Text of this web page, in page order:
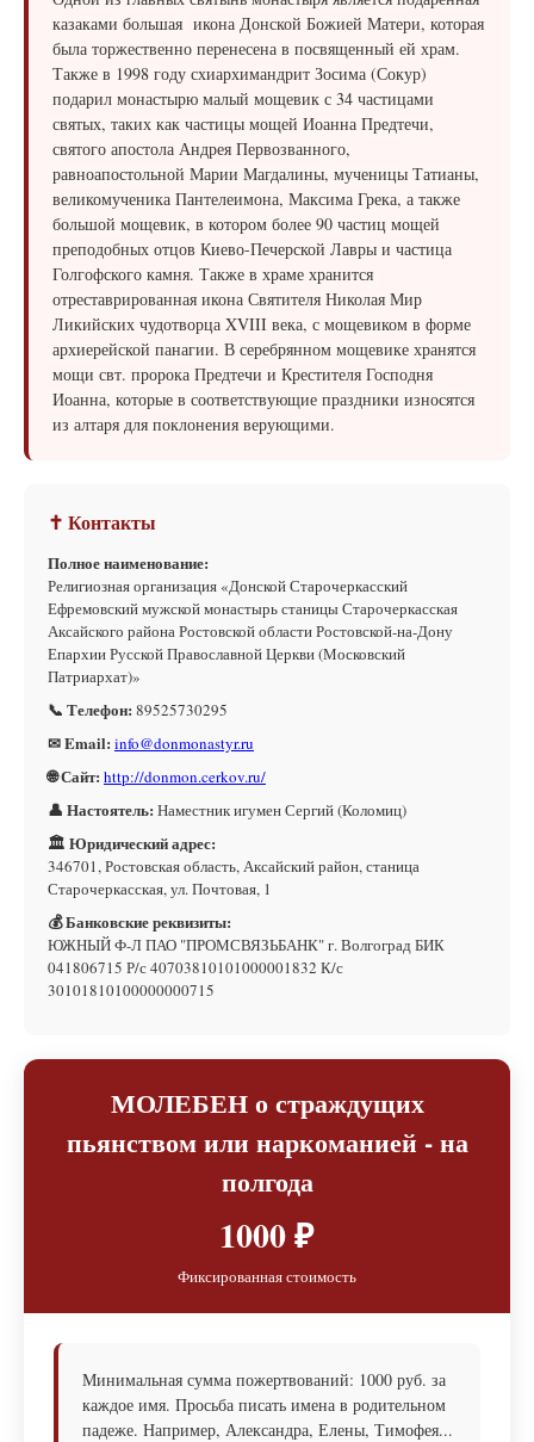
казаками большая икона Донской Божией Матери, которая
была торжественно перенесена в посвященный ей храм.
Также в 1998 году схиархимандрит Зосима (Сокур)
подарил монастырю малый мощевик с 34 частицами
святых, таких как частицы мощей Иоанна Предтечи,
святого апостола Андрея Первозванного,
равноапостольной Марии Магдалины, мученицы Татианы,
великомученика Пантелеимона, Максима Грека, а также
большой мощевик, в котором более 90 частиц мощей
преподобных отцов Киево-Печерской Лавры и частица
Голгофского камня. Также в храме хранится
отреставрированная икона Святителя Николая Мир
Ликийских чудотворца XVIII века, с мощевиком в форме
архиерейской панагии. В серебрянном мощевике хранятся
мощи свт. пророка Предтечи и Крестителя Господня
Иоанна, которые в соответствующие праздники износятся
из алтаря для поклонения верующими.
✝ Контакты
Полное наименование:
Религиозная организация «Донской Старочеркасский
Ефремовский мужской монастырь станицы Старочеркасская
Аксайского района Ростовской области Ростовской-на-Дону
Епархии Русской Православной Церкви (Московский
Патриархат)»
📞 Телефон: 89525730295
✉ Email: info@donmonastyr.ru
🌐 Сайт: http://donmon.cerkov.ru/
👤 Настоятель: Наместник игумен Сергий (Коломиц)
🏛 Юридический адрес:
346701, Ростовская область, Аксайский район, станица
Старочеркасская, ул. Почтовая, 1
💰 Банковские реквизиты:
ЮЖНЫЙ Ф-Л ПАО "ПРОМСВЯЗЬБАНК" г. Волгоград БИК
041806715 Р/с 40703810101000001832 К/с
30101810100000000715
МОЛЕБЕН о страждущих
пьянством или наркоманией - на
полгода
1000 ₽
Фиксированная стоимость
Минимальная сумма пожертвований: 1000 руб. за
каждое имя. Просьба писать имена в родительном
падеже. Например, Александра, Елены, Тимофея...